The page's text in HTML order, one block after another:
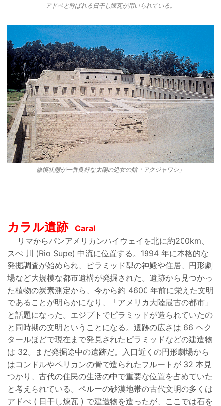
アドベと呼ばれる日干し煉瓦が用いられている。
修復状態が一番良好な太陽の処女の館「アクジャワシ」
カラル遺跡
Caral
リマからパンアメリカンハイウェイを北に約200km、
スぺ 川 (Rio Supe) 中流に位置する。1994 年に本格的な
発掘調査が始められ、ピラミッド型の神殿や住居、円形劇
場など大規模な都市遺構が発掘された。遺跡から見つかっ
た植物の炭素測定から、今から約 4600 年前に栄えた文明
であることが明らかになり、「アメリカ大陸最古の都市」
と話題になった。エジプトでピラミッドが造られていたの
と同時期の文明ということになる。遺跡の広さは 66 ヘク
タールほどで現在まで発見されたピラミッドなどの建造物
は 32。まだ発掘途中の遺跡だ。入口近くの円形劇場から
はコンドルやペリカンの骨で造られたフルートが 32 本見
つかり、古代の住民の生活の中で重要な位置を占めていた
と考えられている。ペルーの砂漠地帯の古代文明の多くは
アドべ ( 日干し煉瓦 ) で建造物を造ったが、ここでは石を